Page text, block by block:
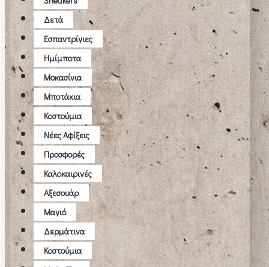
Δετά
Εσπαντρίγιες
Ημίμποτα
Μοκασίνια
Μποτάκια
Κοστούμια
Νέες Αφίξεις
Προσφορές
Καλοκαιρινές
Αξεσουάρ
Μαγιό
Δερμάτινα
Κοστούμια